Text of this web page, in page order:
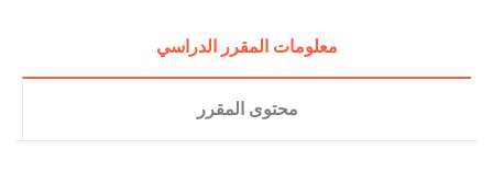
معلومات المقرر الدراسي
محتوى المقرر